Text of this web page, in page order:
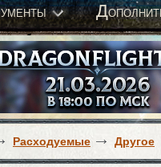
Д
Расходуемые Другое